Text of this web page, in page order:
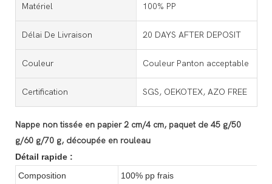
Matériel 100% PP
Délai De Livraison 20 DAYS AFTER DEPOSIT
Couleur Couleur Panton acceptable
Certification SGS, OEKOTEX, AZO FREE
Nappe non tissée en papier 2 cm/4 cm, paquet de 45 g/50
g/60 g/70 g, découpée en rouleau
Détail rapide :
Composition
100% pp frais